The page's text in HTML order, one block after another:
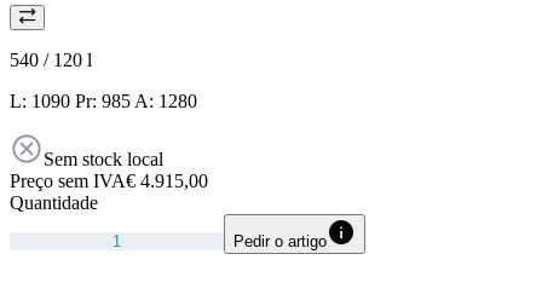
540 / 120 l
L: 1090 Pr: 985 A: 1280
Sem stock local
Preço sem IVA€ 4.915,00
Quantidade
Pedir o artigo